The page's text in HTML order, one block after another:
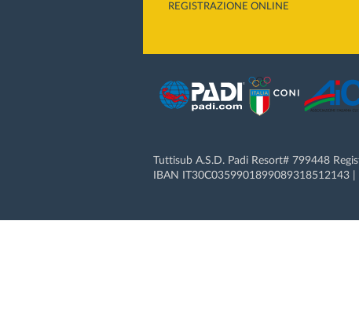
REGISTRAZIONE ONLINE
Tuttisub A.S.D. Padi Resort# 799448
IBAN IT30C0359901899089318512143 |